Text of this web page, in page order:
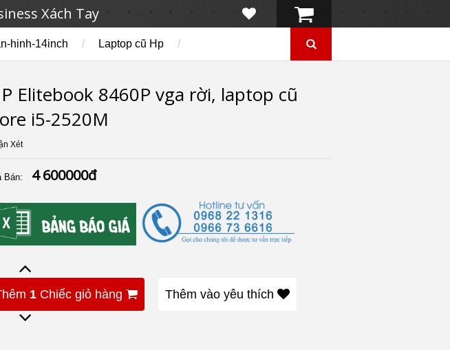
Xách Tay
hinh-14inch / Laptop cũ Hp /
Elitebook 8460P vga rời, laptop cũ
i5-2520M
Xét
Bán: 4 600000đ
1 Chiếc giỏ hàng Thêm vào yêu thích